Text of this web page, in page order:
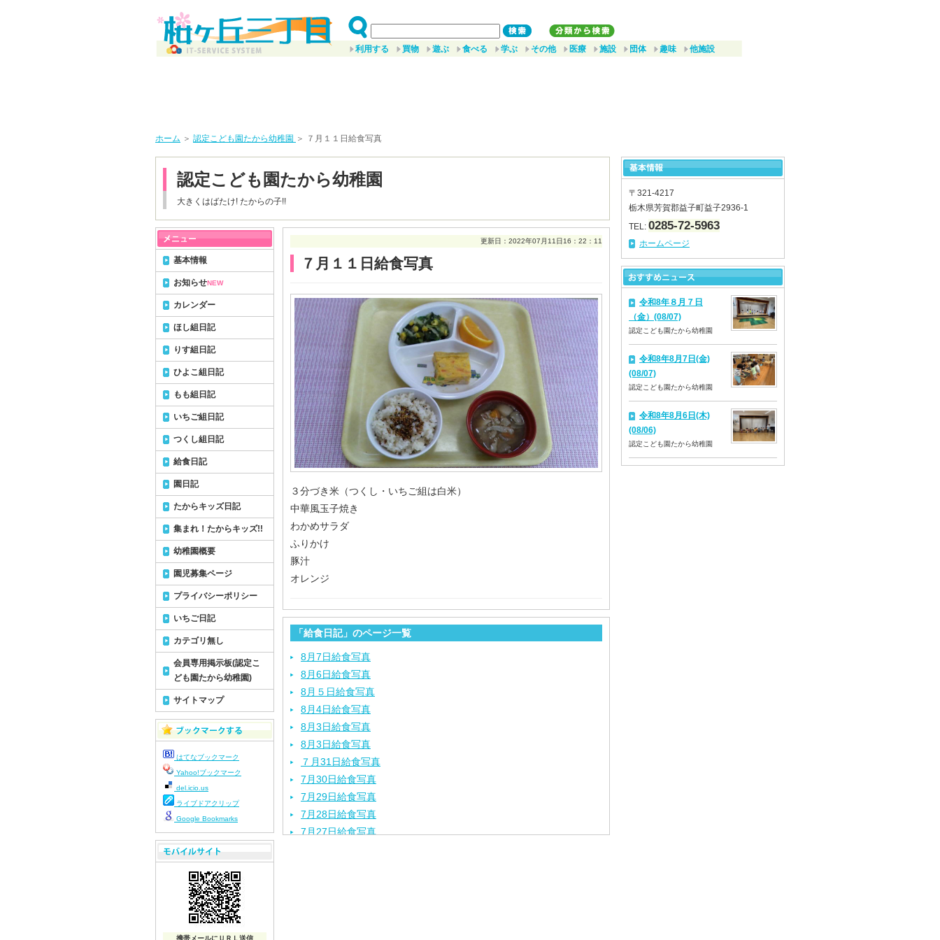
利用する 買物 遊ぶ 食べる 学ぶ その他 医療 施設 団体 趣味 他施設
ホーム ＞ 認定こども園たから幼稚園 ＞ ７月１１日給食写真
認定こども園たから幼稚園
大きくはばたけ! たからの子!!
更新日：2022年07月11日16：22：11
７月１１日給食写真
３分づき米（つくし・いちご組は白米）
中華風玉子焼き
わかめサラダ
ふりかけ
豚汁
オレンジ
「給食日記」のページ一覧
8月7日給食写真
8月6日給食写真
8月５日給食写真
8月4日給食写真
8月3日給食写真
8月3日給食写真
７月31日給食写真
7月30日給食写真
7月29日給食写真
7月28日給食写真
7月27日給食写真
基本情報
お知らせNEW
カレンダー
ほし組日記
りす組日記
ひよこ組日記
もも組日記
いちご組日記
つくし組日記
給食日記
園日記
たからキッズ日記
集まれ！たからキッズ!!
幼稚園概要
園児募集ページ
プライバシーポリシー
いちご日記
カテゴリ無し
会員専用掲示板(認定こ
ども園たから幼稚園)
サイトマップ
はてなブックマーク
Yahoo!ブックマーク
del.icio.us
ライブドアクリップ
Google Bookmarks
携帯メールにＵＲＬ送信
〒321-4217
栃木県芳賀郡益子町益子2936-1
TEL: 0285-72-5963
ホームページ
令和8年８月７日
（金）(08/07)
認定こども園たから幼稚園
令和8年8月7日(金)
(08/07)
認定こども園たから幼稚園
令和8年8月6日(木)
(08/06)
認定こども園たから幼稚園